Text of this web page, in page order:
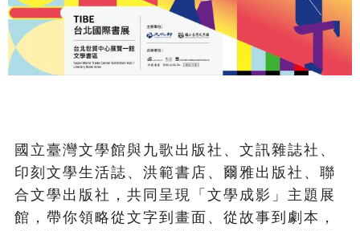
國立臺灣文學館與九歌出版社、文訊雜誌社、
印刻文學生活誌、洪範書店、爾雅出版社、聯
合文學出版社，共同呈現「文學成影」主題展
館，帶你領略從文字到畫面、從故事到劇本，